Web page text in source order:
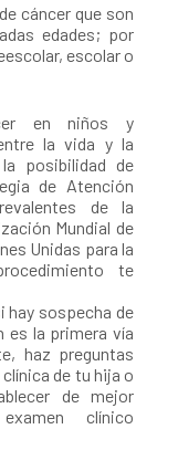
cáncer que son
edades; por
escolar o
en niños y
la vida y la
posibilidad de
de Atención
de la
Mundial de
Unidas para la
te
hay sospecha de
es la primera vía
haz preguntas
de tu hija o
de mejor
clínico